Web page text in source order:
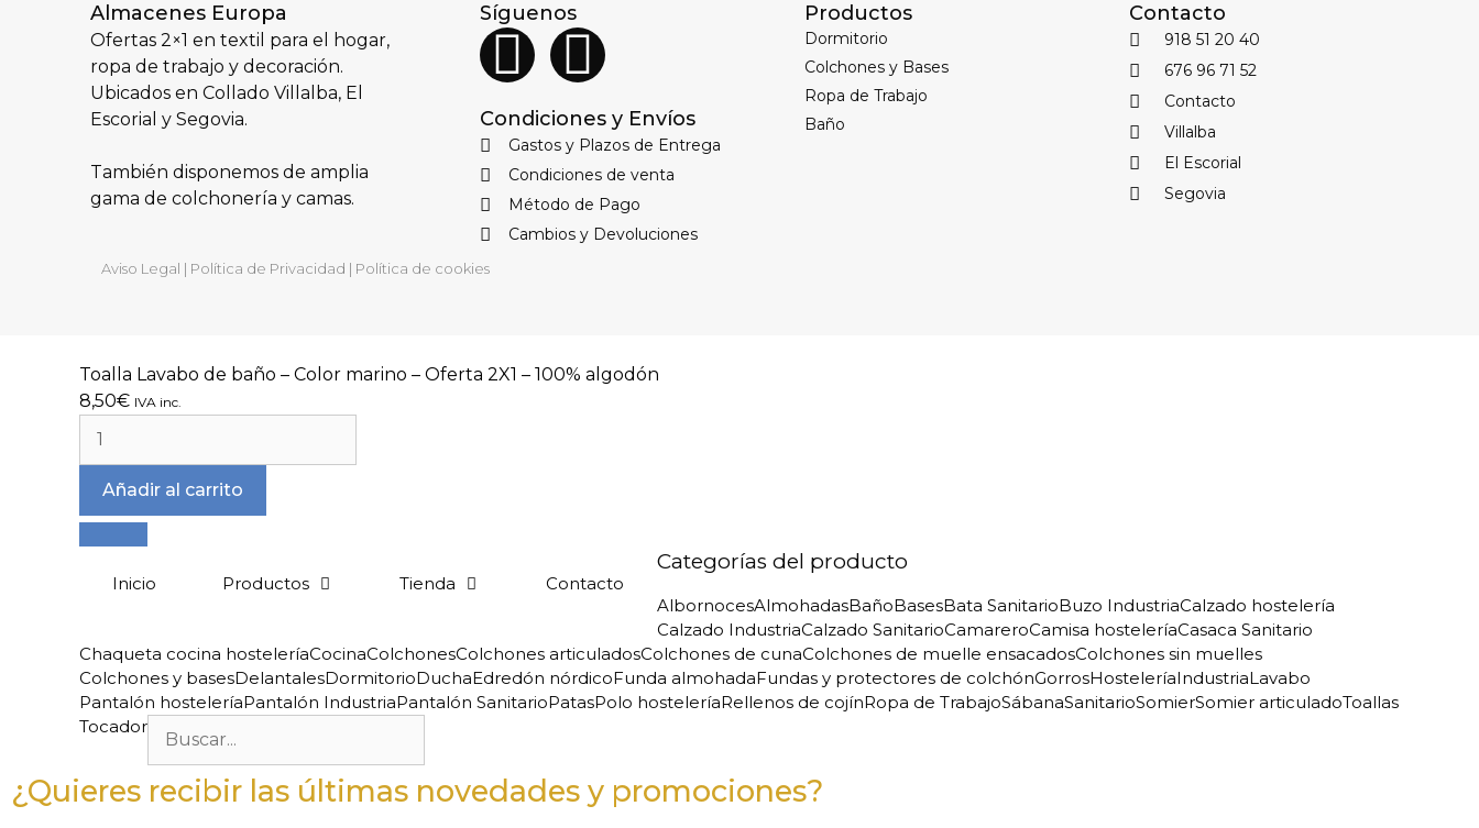
Almacenes Europa
Ofertas 2×1 en textil para el hogar,
ropa de trabajo y decoración.
Ubicados en Collado Villalba, El
Escorial y Segovia.
También disponemos de amplia
gama de colchonería y camas.
Síguenos
Condiciones y Envíos
Gastos y Plazos de Entrega
Condiciones de venta
Método de Pago
Cambios y Devoluciones
Productos
Dormitorio
Colchones y Bases
Ropa de Trabajo
Baño
Contacto
918 51 20 40
676 96 71 52
Contacto
Villalba
El Escorial
Segovia
Aviso Legal | Política de Privacidad | Política de cookies
Toalla Lavabo de baño – Color marino – Oferta 2X1 – 100% algodón
8,50€ IVA inc.
Añadir al carrito
Inicio Productos Tienda Contacto
Categorías del producto
AlbornocesAlmohadasBañoBasesBata SanitarioBuzo IndustriaCalzado hostelería
Calzado IndustriaCalzado SanitarioCamareroCamisa hosteleríaCasaca Sanitario
Chaqueta cocina hosteleríaCocinaColchonesColchones articuladosColchones de cunaColchones de muelle ensacadosColchones sin muelles
Colchones y basesDelantalesDormitorioDuchaEdredón nórdicoFunda almohadaFundas y protectores de colchónGorrosHosteleríaIndustriaLavabo
Pantalón hosteleríaPantalón IndustriaPantalón SanitarioPatasPolo hosteleríaRellenos de cojínRopa de TrabajoSábanaSanitarioSomierSomier articuladoToallas
Tocador
¿Quieres recibir las últimas novedades y promociones?